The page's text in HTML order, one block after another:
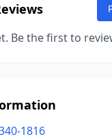
Be the first to
1816